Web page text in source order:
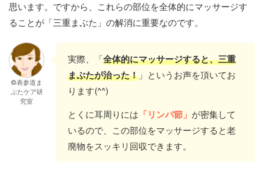
思います。ですから、これらの部位を全体的にマッサージす
ることが「三重まぶた」の解消に重要なのです。
©表参道ま
ぶたケア研
究室
実際、「全体的にマッサージすると、三重
まぶたが治った！ 」というお声を頂いてお
ります(^^)
とくに耳周りには 「リンパ節」 が密集して
いるので、この部位をマッサージすると老
廃物をスッキリ回収できます。